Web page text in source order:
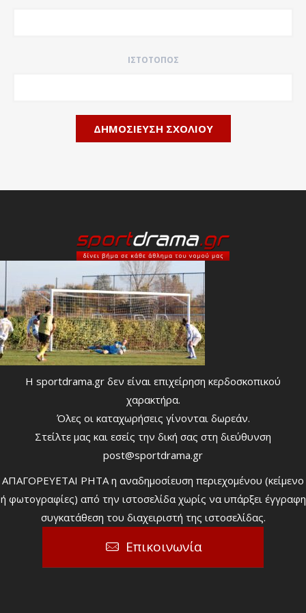
ΙΣΤΌΤΟΠΟΣ
Η sportdrama.gr δεν είναι επιχείρηση κερδοσκοπικού
χαρακτήρα.
Όλες οι καταχωρήσεις γίνονται δωρεάν.
Στείλτε μας και εσείς την δική σας στη διεύθυνση
post@sportdrama.gr
ΑΠΑΓΟΡΕΥΕΤΑΙ ΡΗΤΑ η αναδημοσίευση περιεχομένου (κείμενο
ή φωτογραφίες) από την ιστοσελίδα χωρίς να υπάρξει έγγραφη
συγκατάθεση του διαχειριστή της ιστοσελίδας.
Επικοινωνία